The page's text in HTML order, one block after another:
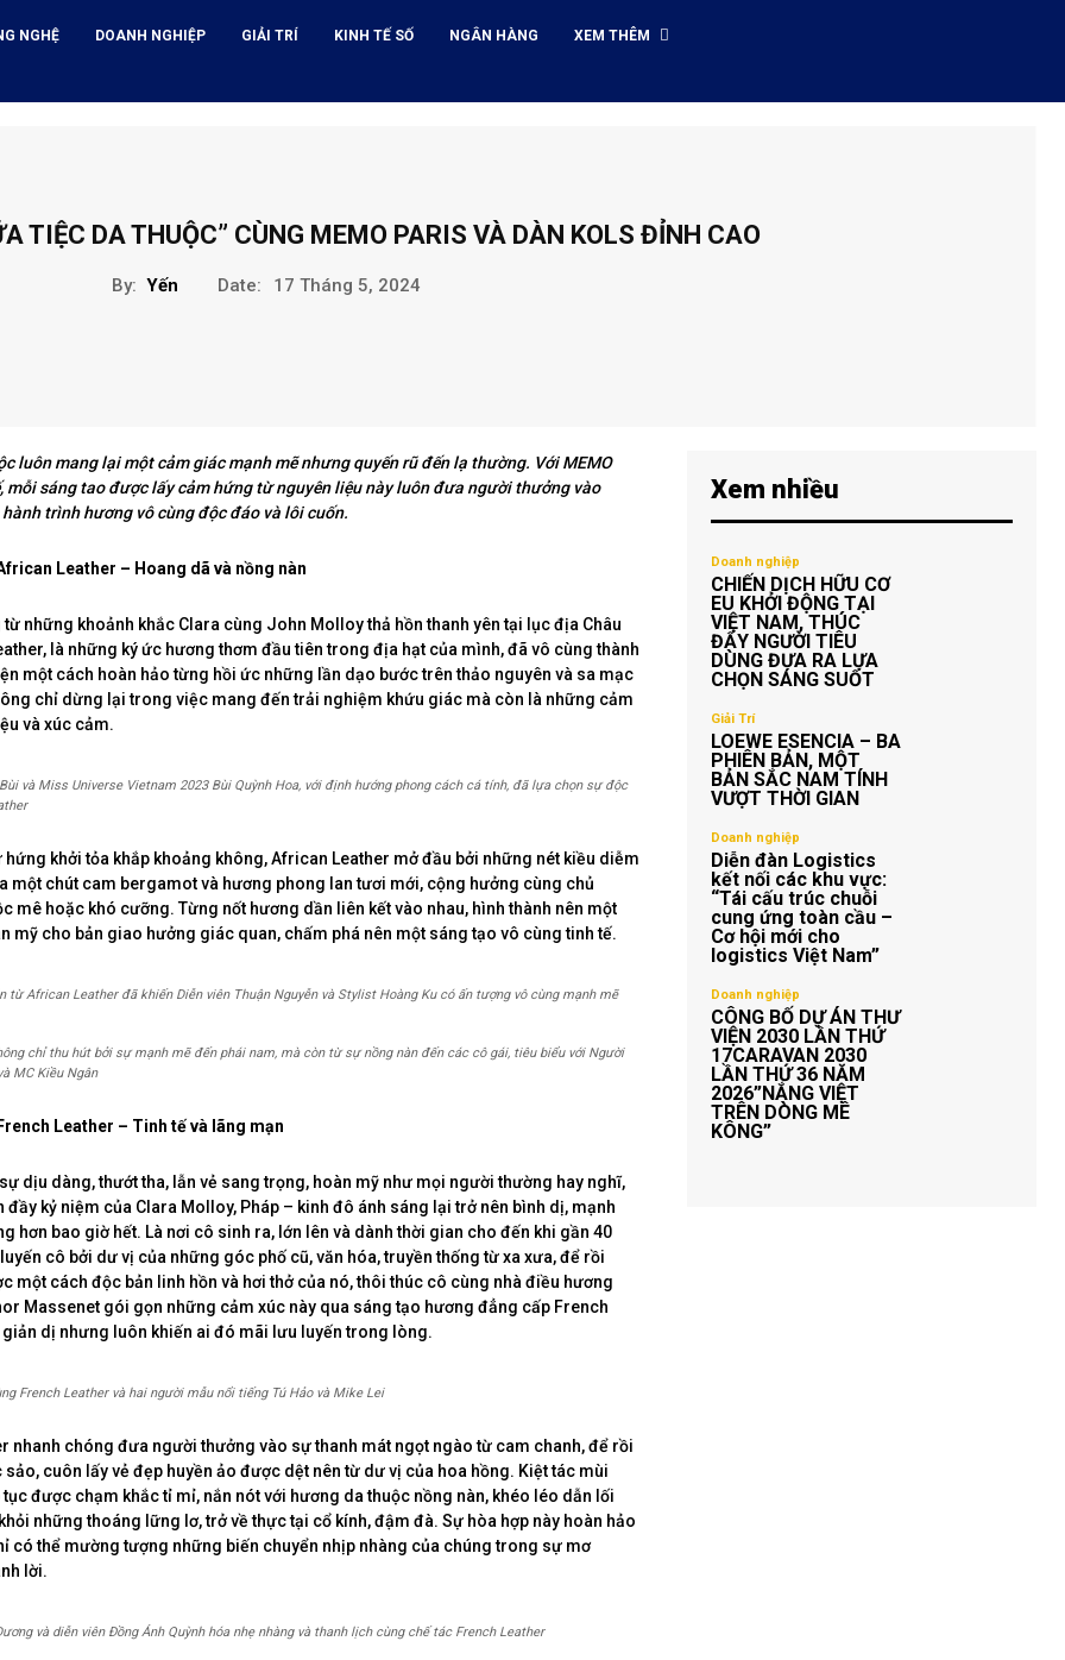
NGHỆ DOANH NGHIỆP GIẢI TRÍ KINH TẾ SỐ NGÂN HÀNG XEM THÊM
TIỆC DA THUỘC” CÙNG MEMO PARIS VÀ DÀN KOLS ĐỈNH CAO
By: Yến Date: 17 Tháng 5, 2024
luôn mang lại một cảm giác mạnh mẽ nhưng quyến rũ đến lạ thường. Với MEMO
mỗi sáng tao được lấy cảm hứng từ nguyên liệu này luôn đưa người thưởng vào
trình hương vô cùng độc đáo và lôi cuốn.
Leather – Hoang dã và nồng nàn
từ những khoảnh khắc Clara cùng John Molloy thả hồn thanh yên tại lục địa Châu
là những ký ức hương thơm đầu tiên trong địa hạt của mình, đã vô cùng thành
một cách hoàn hảo từng hồi ức những lần dạo bước trên thảo nguyên và sa mạc
chỉ dừng lại trong việc mang đến trải nghiệm khứu giác mà còn là những cảm
và xúc cảm.
và Miss Universe Vietnam 2023 Bùi Quỳnh Hoa, với định hướng phong cách cá tính, đã lựa chọn sự độc
hứng khởi tỏa khắp khoảng không, African Leather mở đầu bởi những nét kiều diễm
một chút cam bergamot và hương phong lan tươi mới, cộng hưởng cùng chủ
mê hoặc khó cưỡng. Từng nốt hương dần liên kết vào nhau, hình thành nên một
mỹ cho bản giao hưởng giác quan, chấm phá nên một sáng tạo vô cùng tinh tế.
từ African Leather đã khiến Diễn viên Thuận Nguyễn và Stylist Hoàng Ku có ấn tượng vô cùng mạnh mẽ
chỉ thu hút bởi sự mạnh mẽ đến phái nam, mà còn từ sự nồng nàn đến các cô gái, tiêu biểu với Người
MC Kiều Ngân
Leather – Tinh tế và lãng mạn
dịu dàng, thướt tha, lẫn vẻ sang trọng, hoàn mỹ như mọi người thường hay nghĩ,
đầy kỷ niệm của Clara Molloy, Pháp – kinh đô ánh sáng lại trở nên bình dị, mạnh
hơn bao giờ hết. Là nơi cô sinh ra, lớn lên và dành thời gian cho đến khi gần 40
cô bởi dư vị của những góc phố cũ, văn hóa, truyền thống từ xa xưa, để rồi
một cách độc bản linh hồn và hơi thở của nó, thôi thúc cô cùng nhà điều hương
Massenet gói gọn những cảm xúc này qua sáng tạo hương đẳng cấp French
giản dị nhưng luôn khiến ai đó mãi lưu luyến trong lòng.
French Leather và hai người mẫu nổi tiếng Tú Hảo và Mike Lei
nhanh chóng đưa người thưởng vào sự thanh mát ngọt ngào từ cam chanh, để rồi
sảo, cuôn lấy vẻ đẹp huyền ảo được dệt nên từ dư vị của hoa hồng. Kiệt tác mùi
được chạm khắc tỉ mỉ, nắn nót với hương da thuộc nồng nàn, khéo léo dẫn lối
những thoáng lững lơ, trở về thực tại cổ kính, đậm đà. Sự hòa hợp này hoàn hảo
có thể mường tượng những biến chuyển nhịp nhàng của chúng trong sự mơ
lời.
và diễn viên Đồng Ánh Quỳnh hóa nhẹ nhàng và thanh lịch cùng chế tác French Leather
Xem nhiều
Doanh nghiệp
CHIẾN DỊCH HỮU CƠ
EU KHỞI ĐỘNG TẠI
VIỆT NAM, THÚC
ĐẨY NGƯỜI TIÊU
DÙNG ĐƯA RA LỰA
CHỌN SÁNG SUỐT
Giải Trí
LOEWE ESENCIA – BA
PHIÊN BẢN, MỘT
BẢN SẮC NAM TÍNH
VƯỢT THỜI GIAN
Doanh nghiệp
Diễn đàn Logistics
kết nối các khu vực:
“Tái cấu trúc chuỗi
cung ứng toàn cầu –
Cơ hội mới cho
logistics Việt Nam”
Doanh nghiệp
CÔNG BỐ DỰ ÁN THƯ
VIỆN 2030 LẦN THỨ
17CARAVAN 2030
LẦN THỨ 36 NĂM
2026”NẮNG VIỆT
TRÊN DÒNG MÊ
KÔNG”